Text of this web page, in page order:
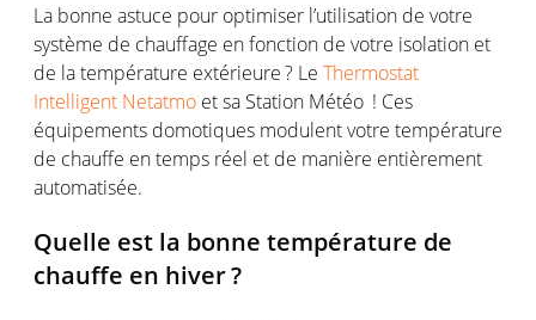
La bonne astuce pour optimiser l’utilisation de votre
système de chauffage enfonction de votre isolation et
de latempérature extérieure? Le Thermostat
Intelligent Netatmo etsa Station Météo ! Ces
équipements domotiques modulentvotre température
de chauffe entemps réel et de manière entièrement
automatisée.
Quelle est la bonne température de
chauffe en hiver ?